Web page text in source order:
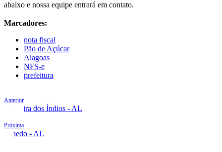
abaixo e nossa equipe entrará em contato.
Marcadores:
nota fiscal
Pão de Açúcar
Alagoas
NFS-e
prefeitura
Anterior
Palmeira dos Índios - AL
Próxima
Penedo - AL